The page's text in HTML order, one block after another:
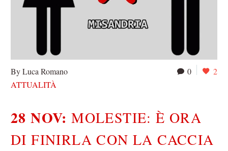
0 2
By Luca Romano
ATTUALITÀ
28 NOV:MOLESTIE: È ORA
DI FINIRLA CON LA CACCIA